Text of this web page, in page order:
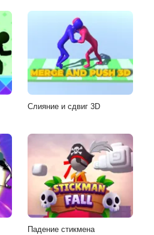
Слияние и сдвиг 3D
Падение стикмена